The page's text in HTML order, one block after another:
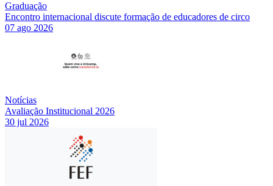
Graduação
Encontro internacional discute formação de educadores de circo
07 ago 2026
Notícias
Avaliação Institucional 2026
30 jul 2026